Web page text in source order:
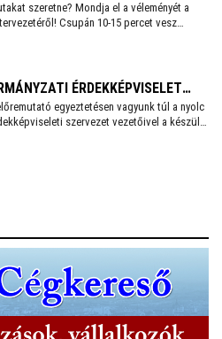
szeretne? Mondja el a véleményét a
Csupán 10-15 percet vesz
és Beruházási Minisztérium által
ÉRDEKKÉPVISELET
SZAKPOLITIKAI
egyeztetésen vagyunk túl a nyolc
szervezet vezetőivel a készülő
szakpolitikai javaslatcsomagunkról -